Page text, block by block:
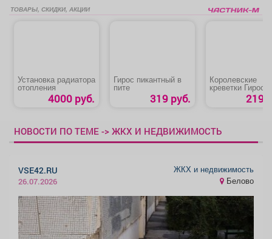
ТОВАРЫ, СКИДКИ, АКЦИИ
Установка радиатора
отопления
4000 руб.
Гирос пикантный в
пите
319 руб.
Королевские
креветки
219
НОВОСТИ ПО ТЕМЕ -> ЖКХ И НЕДВИЖИМОСТЬ
VSE42.RU
26.07.2026
ЖКХ и недвижимость
Белово